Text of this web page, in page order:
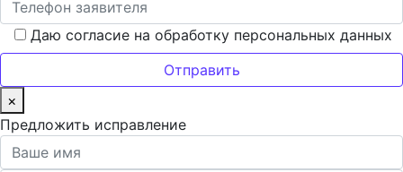
Даю согласие на обработку персональных данных
×
Предложить исправление